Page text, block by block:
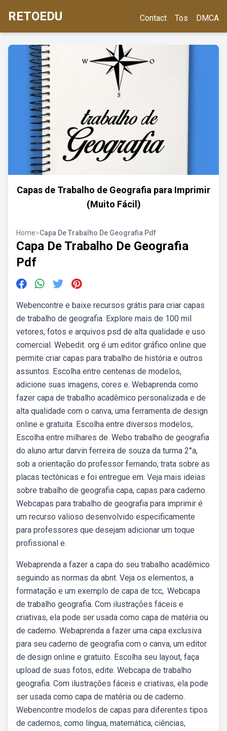
RETOEDU Contact Tos DMCA
Capas de Trabalho de Geografia para Imprimir
(Muito Fácil)
Home>Capa De Trabalho De Geografia Pdf
Capa De Trabalho De Geografia
Pdf
Webencontre e baixe recursos grátis para criar capas
de trabalho de geografia. Explore mais de 100 mil
vetores, fotos e arquivos psd de alta qualidade e uso
comercial. Webedit. org é um editor gráfico online que
permite criar capas para trabalho de história e outros
assuntos. Escolha entre centenas de modelos,
adicione suas imagens, cores e. Webaprenda como
fazer capa de trabalho acadêmico personalizada e de
alta qualidade com o canva, uma ferramenta de design
online e gratuita. Escolha entre diversos modelos,.
Escolha entre milhares de. Webo trabalho de geografia
do aluno artur darvin ferreira de souza da turma 2°a,
sob a orientação do professor fernando, trata sobre as
placas tectônicas e foi entregue em. Veja mais ideias
sobre trabalho de geografia capa, capas para caderno.
Webcapas para trabalho de geografia para imprimir é
um recurso valioso desenvolvido especificamente
para professores que desejam adicionar um toque
profissional e.
Webaprenda a fazer a capa do seu trabalho acadêmico
seguindo as normas da abnt. Veja os elementos, a
formatação e um exemplo de capa de tcc,. Webcapa
de trabalho geografia. Com ilustrações fáceis e
criativas, ela pode ser usada como capa de matéria ou
de caderno. Webaprenda a fazer uma capa exclusiva
para seu caderno de geografia com o canva, um editor
de design online e gratuito. Escolha seu layout, faça
upload de suas fotos, edite. Webcapa de trabalho
geografia. Com ilustrações fáceis e criativas, ela pode
ser usada como capa de matéria ou de caderno.
Webencontre modelos de capas para diferentes tipos
de cadernos, como língua, matemática, ciências,